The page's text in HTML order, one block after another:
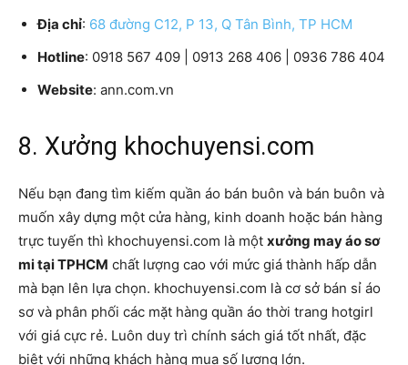
Địa chỉ: 68 đường C12, P 13, Q Tân Bình, TP HCM
Hotline: 0918 567 409 | 0913 268 406 | 0936 786 404
Website: ann.com.vn
8. Xưởng khochuyensi.com
Nếu bạn đang tìm kiếm quần áo bán buôn và bán buôn và
muốn xây dựng một cửa hàng, kinh doanh hoặc bán hàng
trực tuyến thì khochuyensi.com là một xưởng may áo sơ
mi tại TPHCM chất lượng cao với mức giá thành hấp dẫn
mà bạn lên lựa chọn. khochuyensi.com là cơ sở bán sỉ áo
sơ và phân phối các mặt hàng quần áo thời trang hotgirl
với giá cực rẻ. Luôn duy trì chính sách giá tốt nhất, đặc
biệt với những khách hàng mua số lượng lớn.